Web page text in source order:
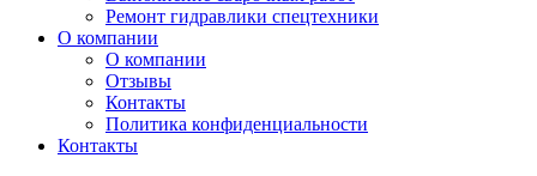
Ремонт гидравлики спецтехники
О компании
О компании
Отзывы
Контакты
Политика конфиденциальности
Контакты